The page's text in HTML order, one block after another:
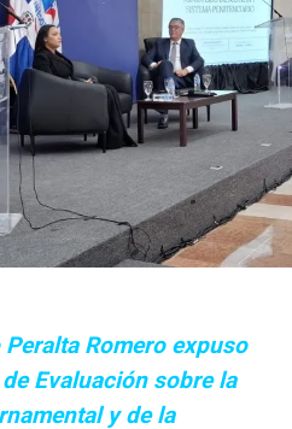
Romero expuso
Evaluación sobre la
y de la